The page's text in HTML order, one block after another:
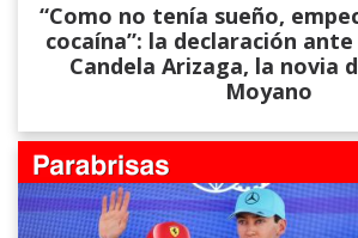
“Como no tenía sueño,
cocaína”: la declaración
Candela Arizaga, la novia
Moyano